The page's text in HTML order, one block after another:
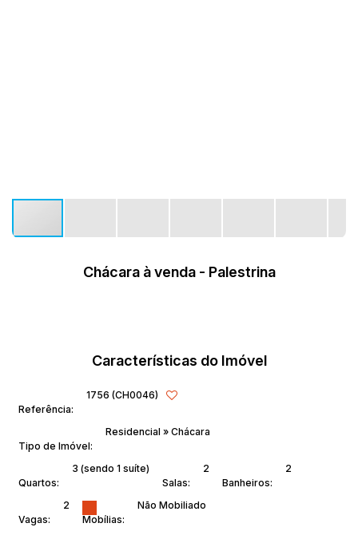
Chácara à venda - Palestrina
Características do Imóvel
Referência:
1756 (CH0046)
Tipo de Imóvel:
Residencial » Chácara
Quartos:
3 (sendo 1 suíte)
Salas:
2
Banheiros:
2
Vagas:
2
Mobílias:
Não Mobiliado